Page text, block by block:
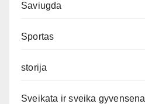
Saviugda
Sportas
storija
Sveikata ir sveika gyvensena